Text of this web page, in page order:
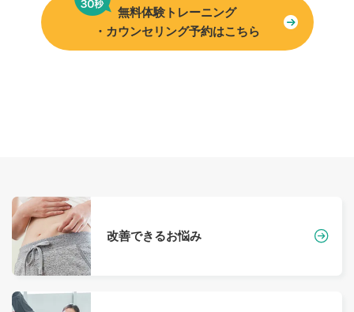
無料体験トレーニング
・カウンセリング予約はこちら
改善できるお悩み